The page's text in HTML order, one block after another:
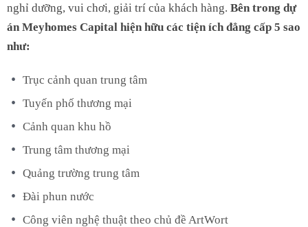
nghỉ dưỡng, vui chơi, giải trí của khách hàng. Bên trong dự
án Meyhomes Capital hiện hữu các tiện ích đẳng cấp 5 sao
như:
Trục cảnh quan trung tâm
Tuyến phố thương mại
Cảnh quan khu hồ
Trung tâm thương mại
Quảng trường trung tâm
Đài phun nước
Công viên nghệ thuật theo chủ đề ArtWort